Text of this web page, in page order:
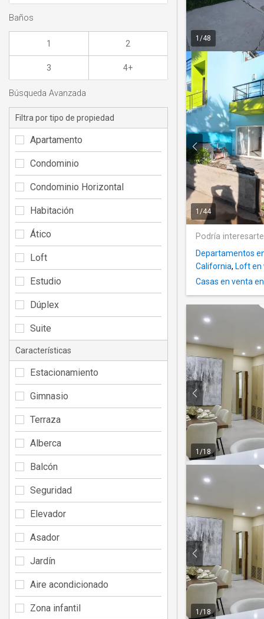
1 /48
1 /44
Podría
Departamentos
California, Loft en
Casas en venta
1 /18
1 /18
Baños
1 2
3 4+
Búsqueda Avanzada
Filtra por tipo de propiedad
Apartamento
Condominio
Condominio Horizontal
Habitación
Ático
Loft
Estudio
Dúplex
Suite
Características
Estacionamiento
Gimnasio
Terraza
Alberca
Balcón
Seguridad
Elevador
Asador
Jardín
Aire acondicionado
Zona infantil